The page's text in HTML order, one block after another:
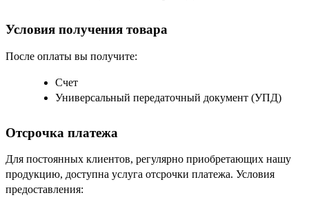
Условия получения товара
После оплаты вы получите:
Счет
Универсальный передаточный документ (УПД)
Отсрочка платежа
Для постоянных клиентов, регулярно приобретающих нашу
продукцию, доступна услуга отсрочки платежа. Условия
предоставления: